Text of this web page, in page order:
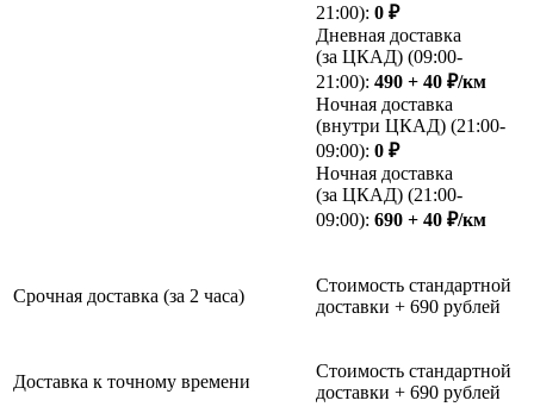
21:00): 0 ₽
Дневная доставка
(за ЦКАД) (09:00-
21:00): 490 + 40 ₽/км
Ночная доставка
(внутри ЦКАД) (21:00-
09:00): 0 ₽
Ночная доставка
(за ЦКАД) (21:00-
09:00): 690 + 40 ₽/км
Срочная доставка (за 2 часа)
Стоимость стандартной
доставки + 690 рублей
Доставка к точному времени
Стоимость стандартной
доставки + 690 рублей